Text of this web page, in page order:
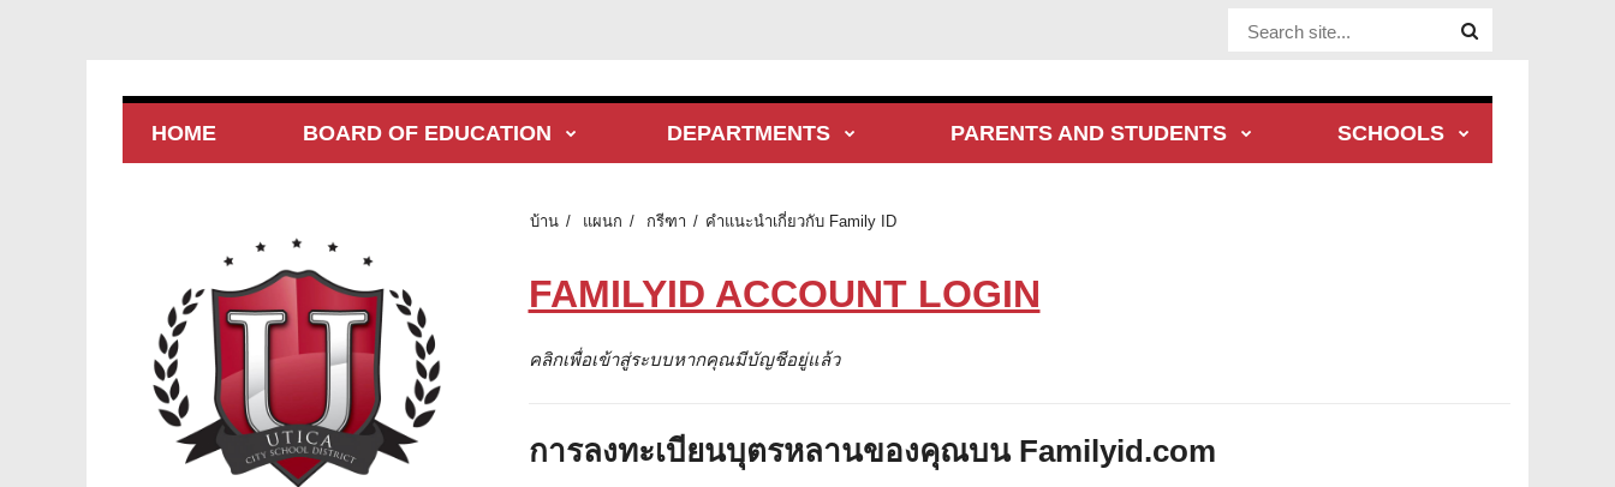
Website Site
HOME BOARD OF EDUCATION DEPARTMENTS PARENTS AND STUDENTS SCHOOLS
บ้าน แผนก กรีฑา คําแนะนําเกี่ยวกับ Family ID
FAMILYID ACCOUNT LOGIN
คลิกเพื่อเข้าสู่ระบบหากคุณมีบัญชีอยู่แล้ว
การลงทะเบียนบุตรหลานของคุณบน Familyid.com